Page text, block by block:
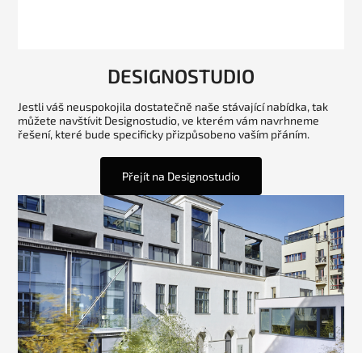
DESIGNOSTUDIO
Jestli váš neuspokojila dostatečně naše stávající nabídka, tak
můžete navštívit Designostudio, ve kterém vám navrhneme
řešení, které bude specificky přizpůsobeno vaším přáním.
Přejít na Designostudio